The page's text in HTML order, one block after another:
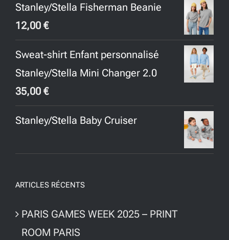
Stanley/Stella Fisherman Beanie
12,00€
Sweat-shirt Enfant personnalisé
Stanley/Stella Mini Changer 2.0
35,00€
Stanley/Stella Baby Cruiser
ARTICLES RÉCENTS
PARIS GAMES WEEK 2025 – PRINT
ROOM PARIS